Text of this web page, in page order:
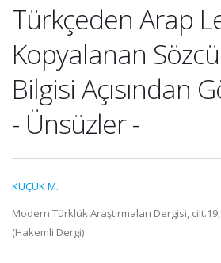
Türkçeden Arap
Kopyalanan
Bilgisi Açısından
- Ünsüzler -
KÜÇÜK M.
Modern Türklük Araştırmaları Dergisi,
(Hakemli Dergi)